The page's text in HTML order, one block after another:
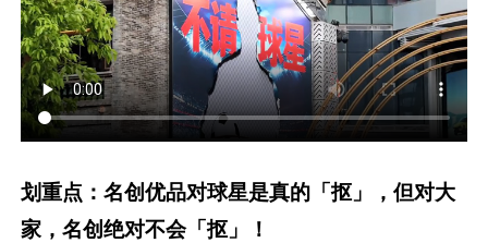
划重点：名创优品对球星是真的「抠」，但对大
家，名创绝对不会「抠」！